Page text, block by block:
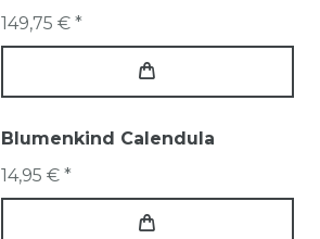
149,75 € *
Blumenkind Calendula
14,95 € *